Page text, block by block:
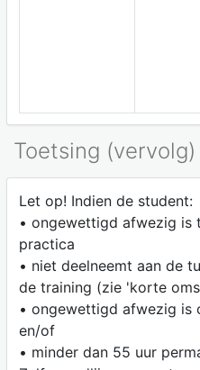
Toetsing (vervolg)
Let op! Indien de student:
• ongewettigd afwezig is
practica
• niet deelneemt aan de
de training (zie 'korte
• ongewettigd afwezig is
en/of
• minder dan 55 uur